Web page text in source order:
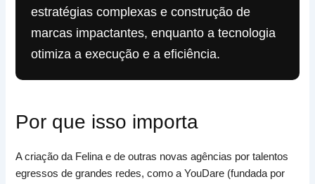
estratégias complexas e construção de
marcas impactantes, enquanto a tecnologia
otimiza a execução e a eficiência.
Por que isso importa
A criação da Felina e de outras novas agências por talentos
egressos de grandes redes, como a YouDare (fundada por